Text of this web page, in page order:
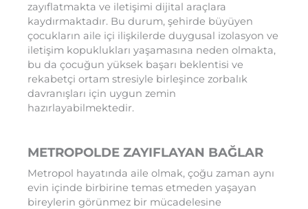
zayıflatmakta ve iletişimi dijital araçlara
kaydırmaktadır. Bu durum, şehirde büyüyen
çocukların aile içi ilişkilerde duygusal izolasyon ve
iletişim kopuklukları yaşamasına neden olmakta,
bu da çocuğun yüksek başarı beklentisi ve
rekabetçi ortam stresiyle birleşince zorbalık
davranışları için uygun zemin
hazırlayabilmektedir.
METROPOLDE ZAYIFLAYAN BAĞLAR
Metropol hayatında aile olmak, çoğu zaman aynı
evin içinde birbirine temas etmeden yaşayan
bireylerin görünmez bir mücadelesine